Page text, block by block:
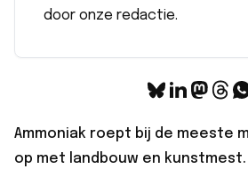
door onze redactie.
Ammoniak roept bij de meeste
op met landbouw en